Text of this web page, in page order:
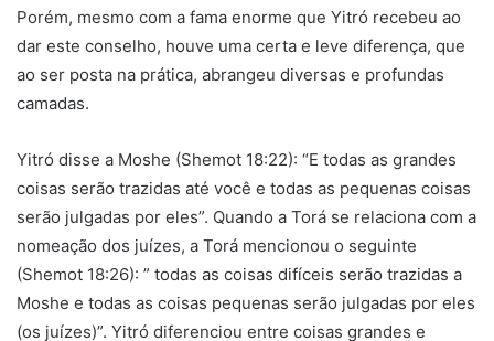
Porém, mesmo com a fama enorme que Yitró recebeu ao
dar este conselho, houve uma certa e leve diferença, que
ao ser posta na prática, abrangeu diversas e profundas
camadas.
Yitró disse a Moshe (Shemot 18:22): “E todas as grandes
coisas serão trazidas até você e todas as pequenas coisas
serão julgadas por eles”. Quando a Torá se relaciona com a
nomeação dos juízes, a Torá mencionou o seguinte
(Shemot 18:26): ” todas as coisas difíceis serão trazidas a
Moshe e todas as coisas pequenas serão julgadas por eles
(os juízes)”. Yitró diferenciou entre coisas grandes e